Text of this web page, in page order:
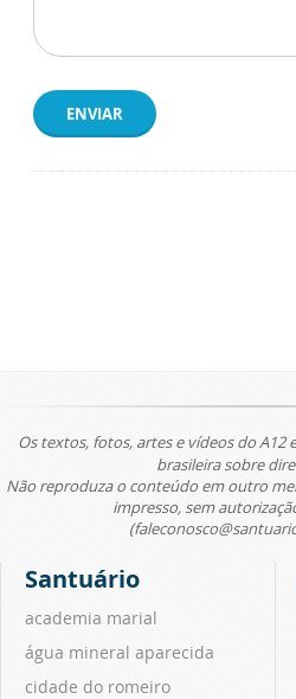
ENVIAR
Os textos, fotos, artes e vídeos do A12
brasileira sobre
Não reproduza o conteúdo em outro
impresso, sem
Santuário
academia marial
água mineral aparecida
cidade do romeiro